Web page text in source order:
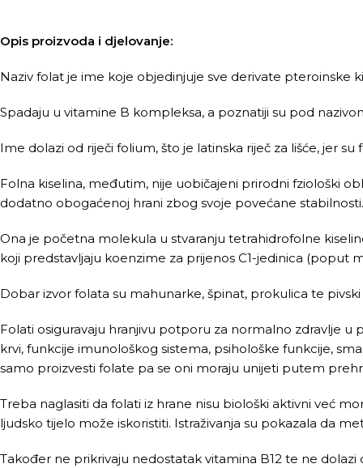
Opis proizvoda i djelovanje:
Naziv folat je ime koje objedinjuje sve derivate pteroinske
Spadaju u vitamine B kompleksa, a poznatiji su pod
Ime dolazi od riječi folium, što je latinska riječ za lišće, jer
Folna kiselina, međutim, nije uobičajeni prirodni fziološki
dodatno obogaćenoj hrani zbog svoje povećane stabilnosti.
Ona je početna molekula u stvaranju tetrahidrofolne
koji predstavljaju koenzime za prijenos C1-jedinica
Dobar izvor folata su mahunarke, špinat, prokulica te pivski
Folati osiguravaju hranjivu potporu za normalno zdravlje u
krvi, funkcije imunološkog sistema, psihološke funkcije,
samo proizvesti folate pa se oni moraju unijeti putem
Treba naglasiti da folati iz hrane nisu biološki aktivni već
ljudsko tijelo može iskoristiti. Istraživanja su pokazala da
Također ne prikrivaju nedostatak vitamina B12 te ne dolazi